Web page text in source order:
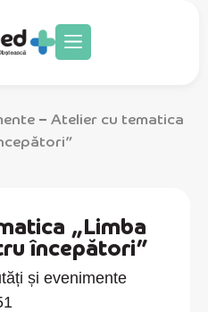
– Atelier cu tematica
„Limba
începători”
și evenimente